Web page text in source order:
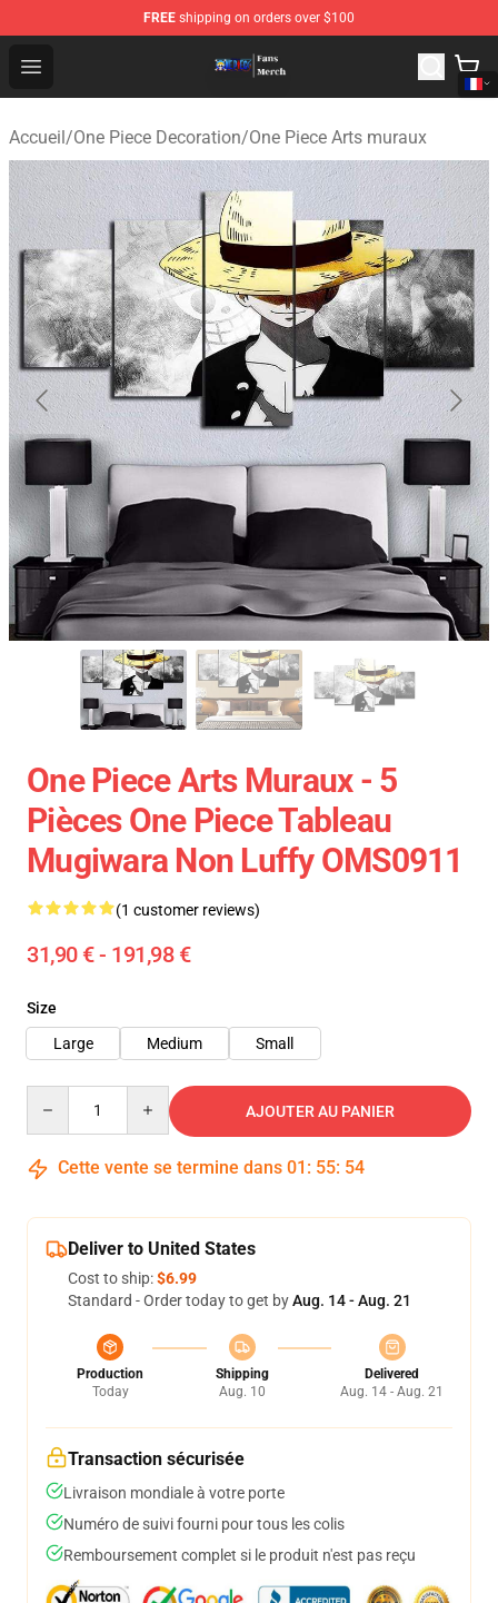
FREE shipping on orders over $100
Open menu
One Piece Store - Official One Piece Merchandise Shop
Accueil/One Piece Decoration/One Piece Arts muraux
One Piece Arts Muraux - 5
Pièces One Piece Tableau
Mugiwara Non Luffy OMS0911
(1 customer reviews)
31,90 € - 191,98 €
Size
Large
Medium Small
AJOUTER AU PANIER
Cette vente se termine dans 01 : 55: 54
Deliver to United States
Cost to ship:$6.99
Standard - Order today to get byAug. 14 - Aug. 21
Production
Today
Shipping
Aug. 10
Delivered
Aug. 14 - Aug. 21
Transaction sécurisée
Livraison mondiale à votre porte
Numéro de suivi fourni pour tous les colis
Remboursement complet si le produit n'est pas reçu